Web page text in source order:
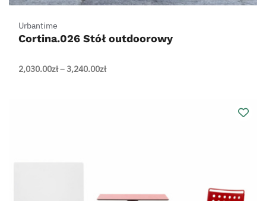
Urbantime
Cortina.026 Stół outdoorowy
2,030.00zł– 3,240.00złZakres